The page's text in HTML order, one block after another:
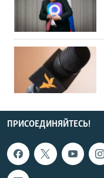
ПРИСОЕДИНЯЙТЕСЬ!